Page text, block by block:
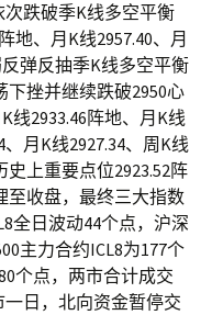
跌破季K线多空平衡
地、月K线2957.40、月
弹反抽季K线多空平衡
下挫并继续跌破2950心
线2933.46阵地、月K线
月K线2927.34、周K线
史上重要点位2923.52阵
至收盘，最终三大指数
全日波动44个点，沪深
主力合约ICL8为177个
个点，两市合计成交
日，北向资金暂停交